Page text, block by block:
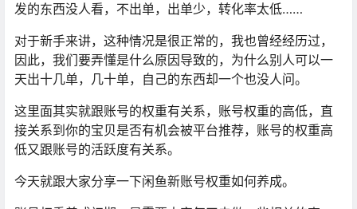
发的东西没人看，不出单，出单少，转化率太低……
对于新手来讲，这种情况是很正常的，我也曾经经历过，
因此，我们要弄懂是什么原因导致的，为什么别人可以一
天出十几单，几十单，自己的东西却一个也没人问。
这里面其实就跟账号的权重有关系，账号权重的高低，直
接关系到你的宝贝是否有机会被平台推荐，账号的权重高
低又跟账号的活跃度有关系。
今天就跟大家分享一下闲鱼新账号权重如何养成。